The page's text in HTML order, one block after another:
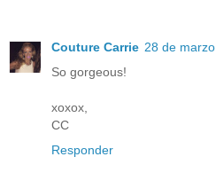
Couture Carrie 28 de
So gorgeous!
xoxox,
CC
Responder